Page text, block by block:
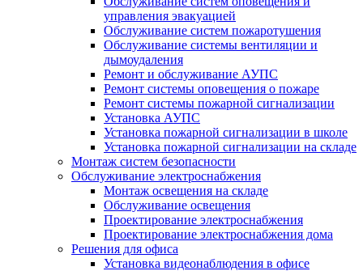
управления эвакуацией
Обслуживание систем пожаротушения
Обслуживание системы вентиляции и
дымоудаления
Ремонт и обслуживание АУПС
Ремонт системы оповещения о пожаре
Ремонт системы пожарной сигнализации
Установка АУПС
Установка пожарной сигнализации в школе
Установка пожарной сигнализации на складе
Монтаж систем безопасности
Обслуживание электроснабжения
Монтаж освещения на складе
Обслуживание освещения
Проектирование электроснабжения
Проектирование электроснабжения дома
Решения для офиса
Установка видеонаблюдения в офисе